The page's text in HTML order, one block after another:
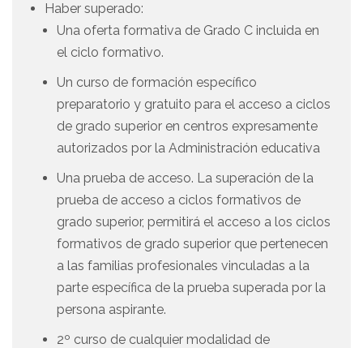
Haber superado:
Una oferta formativa de Grado C incluida en
el ciclo formativo.
Un curso de formación específico
preparatorio y gratuito para el acceso a ciclos
de grado superior en centros expresamente
autorizados por la Administración educativa
Una prueba de acceso. La superación de la
prueba de acceso a ciclos formativos de
grado superior, permitirá el acceso a los ciclos
formativos de grado superior que pertenecen
a las familias profesionales vinculadas a la
parte específica de la prueba superada por la
persona aspirante.
2º curso de cualquier modalidad de